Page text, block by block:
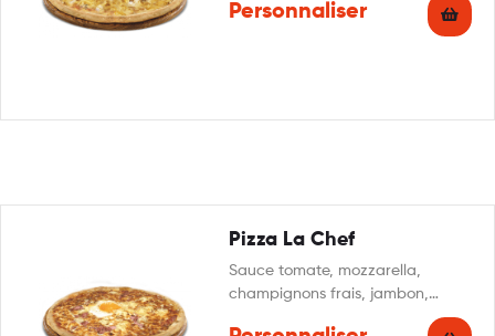
Personnaliser
Pizza La Chef
Sauce tomate, mozzarella,
champignons frais, jambon,
pommes de terre, oeuf, crème